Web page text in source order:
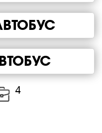
4